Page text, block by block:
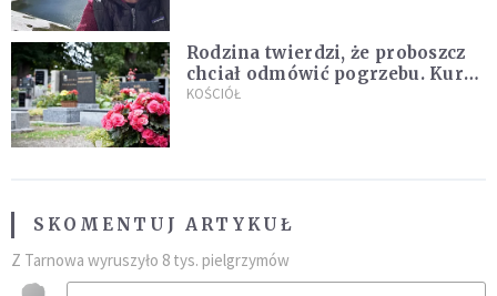
Rodzina twierdzi, że proboszcz
chciał odmówić pogrzebu. Kuria
zapowiada wyjaśnienia
KOŚCIÓŁ
SKOMENTUJ ARTYKUŁ
Z Tarnowa wyruszyło 8 tys. pielgrzymów